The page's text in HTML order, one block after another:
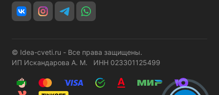
© Idea-cveti.ru - Все права защищены.
ИП Искандарова А. М. ИНН 023301125499